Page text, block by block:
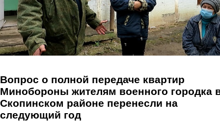
Вопрос о полной передаче квартир
Минобороны жителям военного городка
Скопинском районе перенесли на
следующий год